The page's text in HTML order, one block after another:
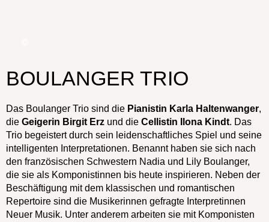
BOULANGER TRIO
Das Boulanger Trio sind die Pianistin Karla Haltenwanger,
die Geigerin Birgit Erz und die Cellistin Ilona Kindt. Das
Trio begeistert durch sein leidenschaftliches Spiel und seine
intelligenten Interpretationen. Benannt haben sie sich nach
den französischen Schwestern Nadia und Lily Boulanger,
die sie als Komponistinnen bis heute inspirieren. Neben der
Beschäftigung mit dem klassischen und romantischen
Repertoire sind die Musikerinnen gefragte Interpretinnen
Neuer Musik. Unter anderem arbeiten sie mit Komponisten